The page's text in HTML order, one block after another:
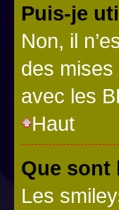
Puis-je
Non, il
des
avec les
Haut
Que sont
Les